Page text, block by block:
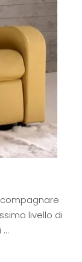
livello di